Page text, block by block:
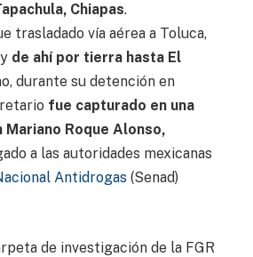
Chiapas.
trasladado vía aérea a Toluca,
de ahí por tierra hasta El
durante su detención en
fue capturado en una
Mariano Roque Alonso,
a las autoridades mexicanas
Antidrogas (Senad)
de investigación de la FGR